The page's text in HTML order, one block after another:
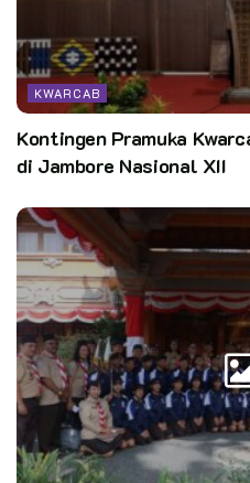
Tagana Pramuka. SALAM
Teks : Parsito
Foto : Dok Pramuli Banyumas
KWARCAB
Kontingen Pramuka
di Jambore Nasional XII